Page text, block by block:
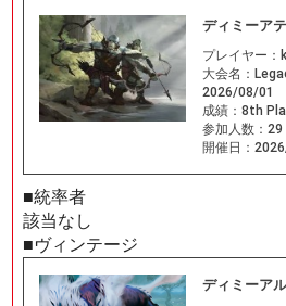
ディミーア
プレイヤー：
大会名：
2026/08/01
成績： 8th
参加人数： 29
開催日：
■統率者
該当なし
■ヴィンテージ
ディミーア